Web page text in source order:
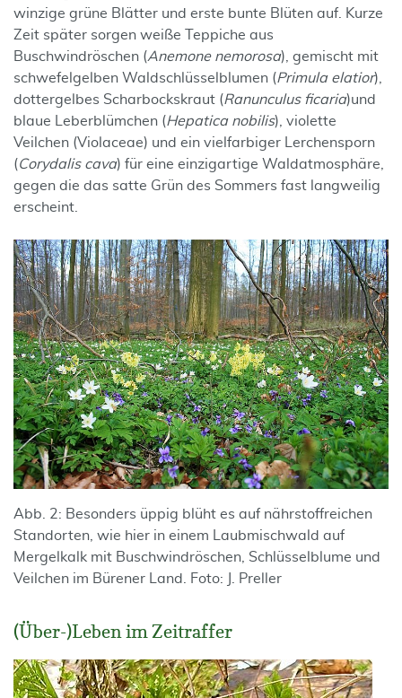
winzige grüne Blätter und erste bunte Blüten auf. Kurze
Zeit später sorgen weiße Teppiche aus
Buschwindröschen (Anemone nemorosa), gemischt mit
schwefelgelben Waldschlüsselblumen (Primula elatior),
dottergelbes Scharbockskraut (Ranunculus ficaria)und
blaue Leberblümchen (Hepatica nobilis), violette
Veilchen (Violaceae) und ein vielfarbiger Lerchensporn
(Corydalis cava) für eine einzigartige Waldatmosphäre,
gegen die das satte Grün des Sommers fast langweilig
erscheint.
Abb. 2: Besonders üppig blüht es auf nährstoffreichen
Standorten, wie hier in einem Laubmischwald auf
Mergelkalk mit Buschwindröschen, Schlüsselblume und
Veilchen im Bürener Land. Foto: J. Preller
(Über-)Leben im Zeitraffer